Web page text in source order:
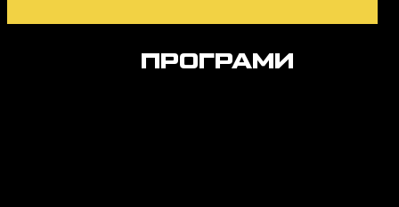
ПРОГРАМИ